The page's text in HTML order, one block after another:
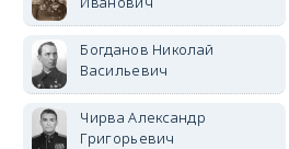
Богданов Николай
Васильевич
Чирва Александр
Григорьевич